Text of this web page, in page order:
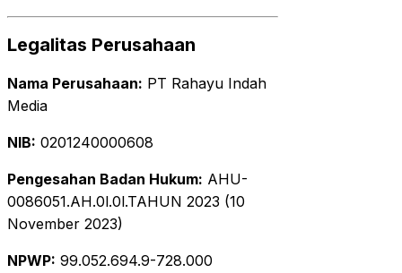
Legalitas Perusahaan
Nama Perusahaan: PT Rahayu Indah
Media
NIB: 0201240000608
Pengesahan Badan Hukum: AHU-
0086051.AH.0l.0l.TAHUN 2023 (10
November 2023)
NPWP: 99.052.694.9-728.000